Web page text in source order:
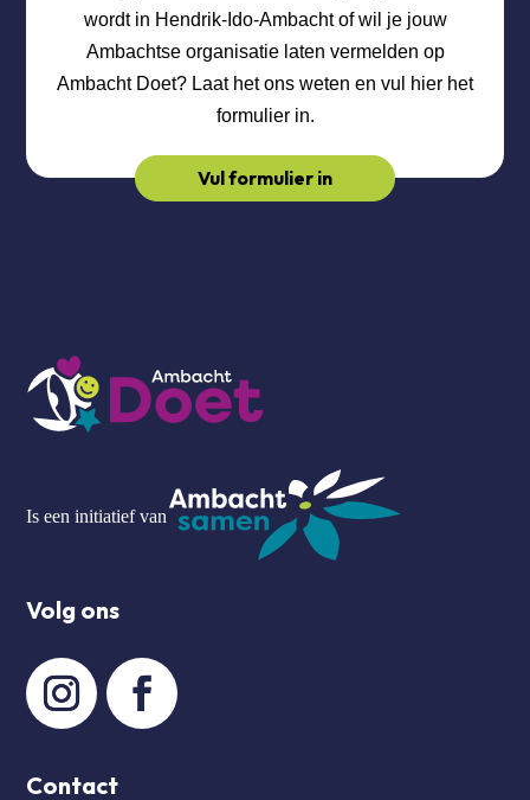
wordt in Hendrik-Ido-Ambacht of wil je jouw
Ambachtse organisatie laten vermelden op
Ambacht Doet? Laat het ons weten en vul hier het
formulier in.
Vul formulier in
Is een initiatief van
Volg ons
Contact